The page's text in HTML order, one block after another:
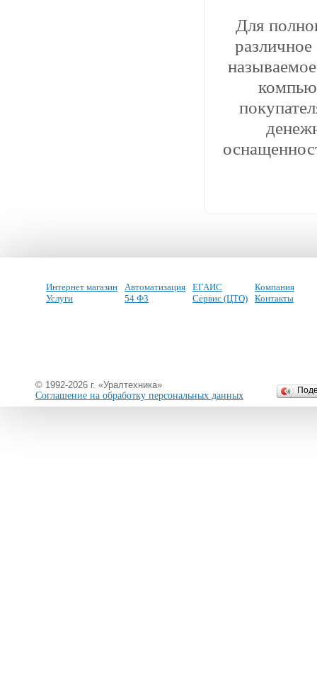
Для
Интернет магазин
Услуги
Автоматизация
54 ФЗ
ЕГАИС
Сервис (ЦТО)
Компания
Контакты
© 1992-2026 г. «Уралтехника»
Соглашение на обработку персональных данных